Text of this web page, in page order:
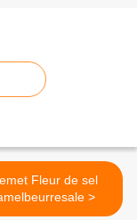
Fleur de sel
#caramelbeurresale >